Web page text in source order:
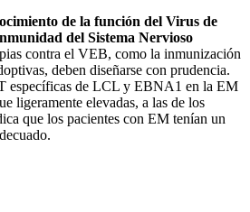
de la función del Virus de
del Sistema Nervioso
contra el VEB, como la inmunización
deben diseñarse con prudencia.
específicas de LCL y EBNA1 en la EM
ligeramente elevadas, a las de los
que los pacientes con EM tenían un